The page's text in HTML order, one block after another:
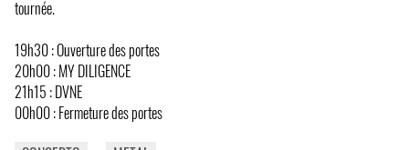
tournée.
19h30 : Ouverture des portes
20h00 : MY DILIGENCE
21h15 : DVNE
00h00 : Fermeture des portes